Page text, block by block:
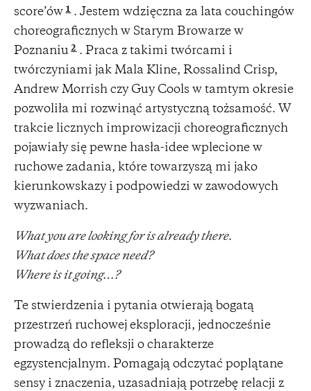
score’ów 1 . Jestem wdzięczna za lata couchingów
choreograficznych w Starym Browarze w
Poznaniu 2 . Praca z takimi twórcami i
twórczyniami jak Mala Kline, Rossalind Crisp,
Andrew Morrish czy Guy Cools w tamtym okresie
pozwoliła mi rozwinąć artystyczną tożsamość. W
trakcie licznych improwizacji choreograficznych
pojawiały się pewne hasła-idee wplecione w
ruchowe zadania, które towarzyszą mi jako
kierunkowskazy i podpowiedzi w zawodowych
wyzwaniach.
What you are looking for is already there.
What does the space need?
Where is it going…?
Te stwierdzenia i pytania otwierają bogatą
przestrzeń ruchowej eksploracji, jednocześnie
prowadzą do refleksji o charakterze
egzystencjalnym. Pomagają odczytać poplątane
sensy i znaczenia, uzasadniają potrzebę relacji z